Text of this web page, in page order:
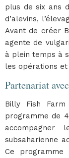
plus de six ans
d’alevins,
Avant de créer
agente de
à plein temps à
les opérations
Partenariat
Billy Fish Farm
programme de
accompagner
subsaharienne
Ce